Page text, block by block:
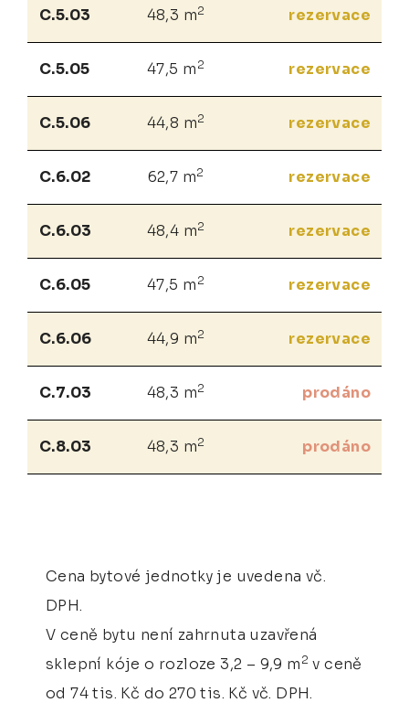
C.5.03 48,3 m2 rezervace
C.5.05 47,5 m 2 rezervace
C.5.06 44,8 m2 rezervace
C.6.02 62,7 m2 rezervace
C.6.03 48,4 m2 rezervace
C.6.05 47,5 m 2 rezervace
C.6.06 44,9 m2 rezervace
C.7.03 48,3 m2 prodáno
C.8.03 48,3 m2 prodáno
Cena bytové jednotky je uvedena vč.
DPH.
V ceně bytu není zahrnuta uzavřená
sklepní kóje o rozloze 3,2 – 9,9 m 2 v ceně
od 74 tis. Kč do 270 tis. Kč vč. DPH.